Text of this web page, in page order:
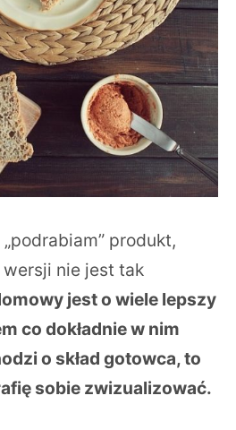
produkt,
nie jest tak
jest o wiele lepszy
co dokładnie w nim
o skład gotowca, to
sobie zwizualizować.